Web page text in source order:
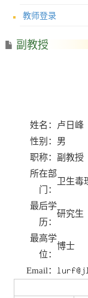
教师登录
副教授
姓名：
卢日峰
性别： 男
职称： 副教授
所在部
门：
卫生毒
最后学
历：
研究生
最高学
位：
博士
Email：